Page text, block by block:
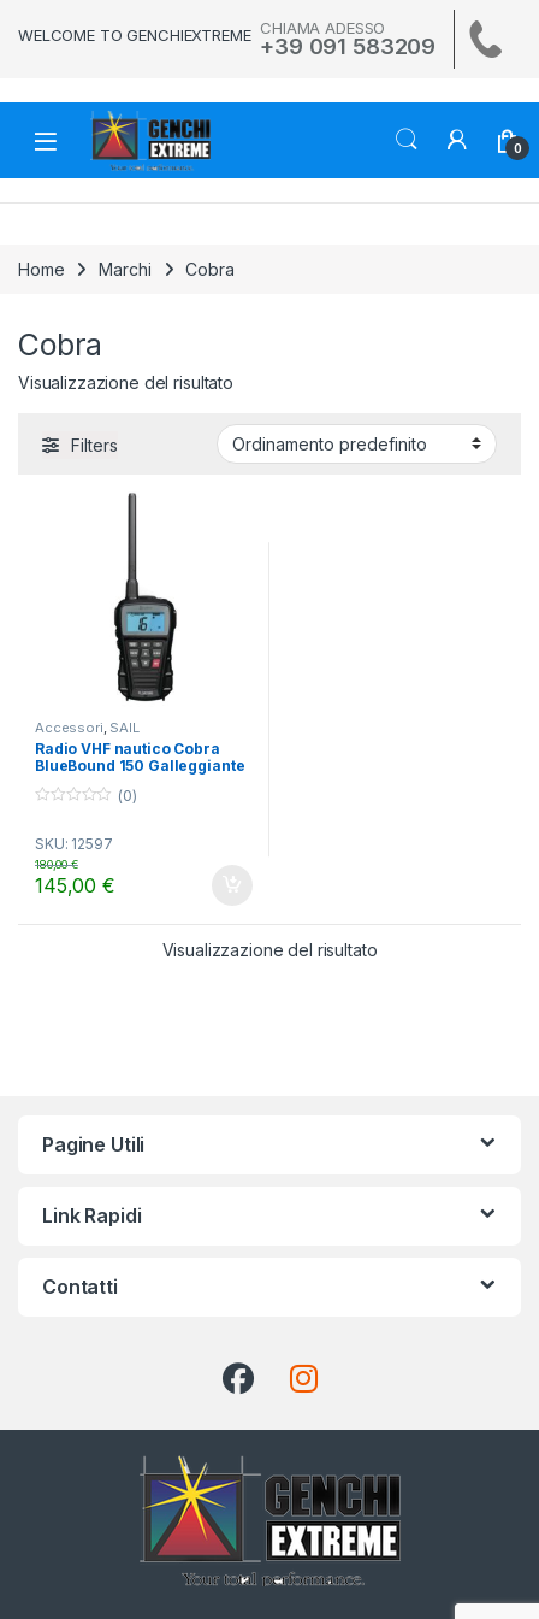
WELCOME TO GENCHIEXTREME CHIAMA ADESSO
+39 091 583209
0
Home Marchi Cobra
Cobra
Visualizzazione del risultato
Filters
Accessori SAIL
Radio VHF nautico Cobra
BlueBound 150 Galleggiante
u
t
(0)
SKU: 12597
145,00€
180,00€
Visualizzazione del risultato
Pagine Utili
Link Rapidi
Contatti